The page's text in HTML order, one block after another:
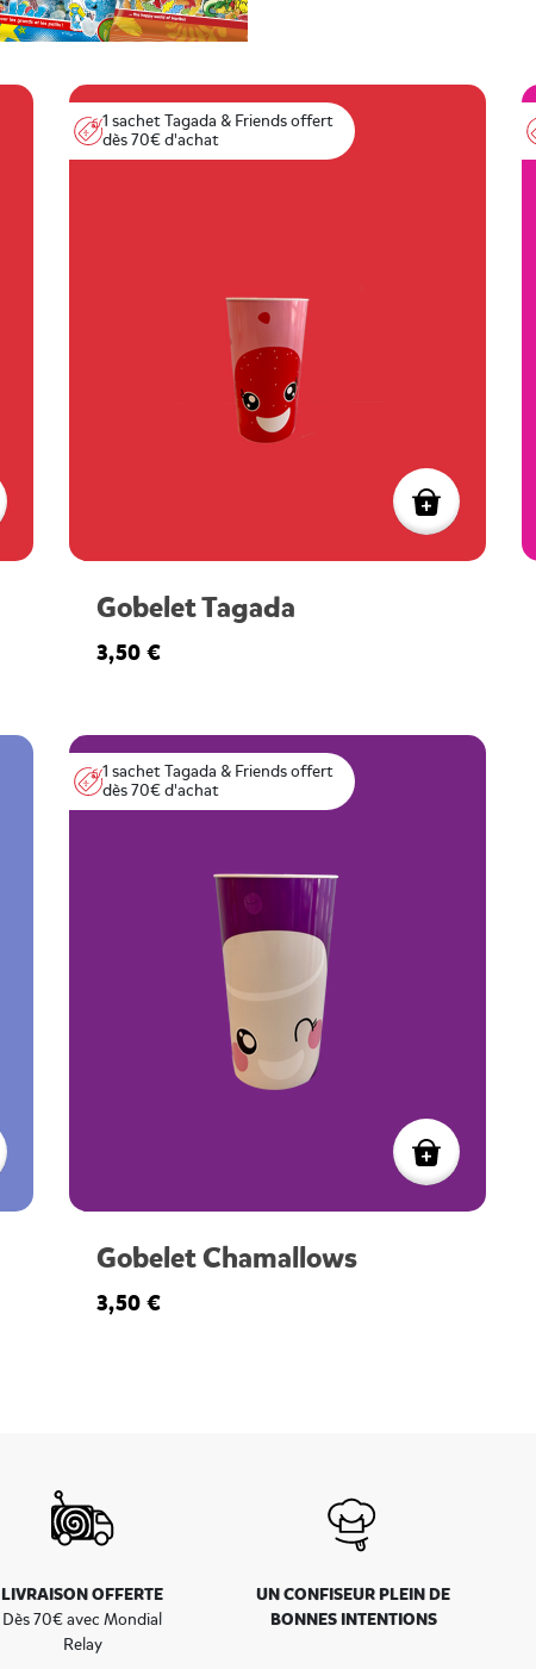
1 sachet Tagada & Friends offert
dès 70€ d'achat
Gobelet Tagada
3,50 €
1 sachet Tagada & Friends offert
dès 70€ d'achat
Gobelet Chamallows
3,50 €
LIVRAISON OFFERTE
Dès 70€ avec Mondial
Relay
UN CONFISEUR PLEIN DE
BONNES INTENTIONS